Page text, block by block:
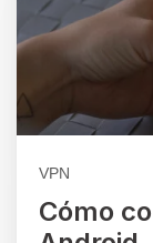
VPN
Cómo